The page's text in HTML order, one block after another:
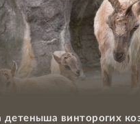
детеныша винторогих